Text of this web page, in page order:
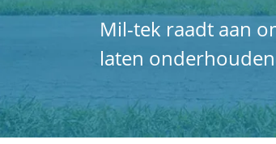
Mil-tek raadt aan
laten